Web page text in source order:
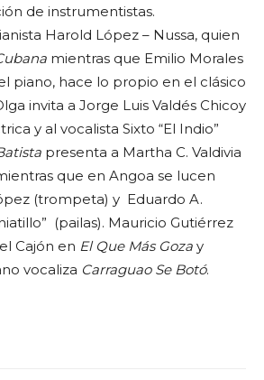
de instrumentistas.
Harold López – Nussa, quien
mientras que Emilio Morales
piano, hace lo propio en el clásico
invita a Jorge Luis Valdés Chicoy
y al vocalista Sixto “El Indio”
presenta a Martha C. Valdivia
que en Angoa se lucen
(trompeta) y Eduardo A.
(pailas). Mauricio Gutiérrez
Cajón en El Que Más Goza y
vocaliza Carraguao Se Botó.